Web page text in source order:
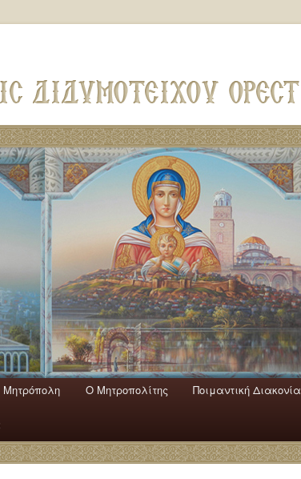
Mητρόπολη Ο Mητροπολίτης Ποιμαντική Διακονία